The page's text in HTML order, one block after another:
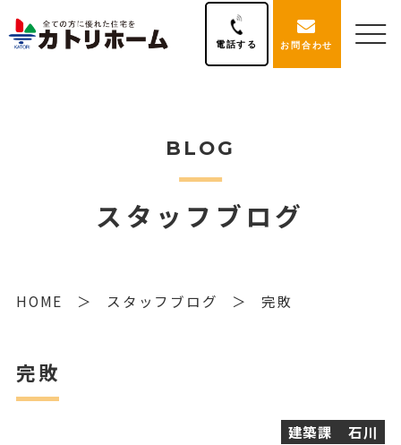
電話する お問合わせ
BLOG
スタッフブログ
HOME スタッフブログ 完敗
完敗
建築課 石川